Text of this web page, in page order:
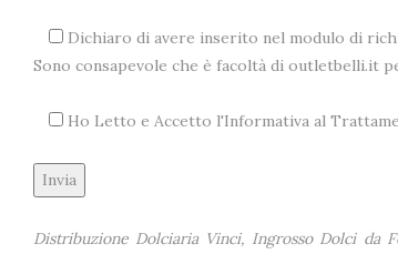
Dichiaro di avere inserito nel modulo di
Sono consapevole che è facoltà di outletbelli.it
Ho Letto e Accetto l'Informativa al
Alternative:
Distribuzione Dolciaria Vinci, Ingrosso Dolci da